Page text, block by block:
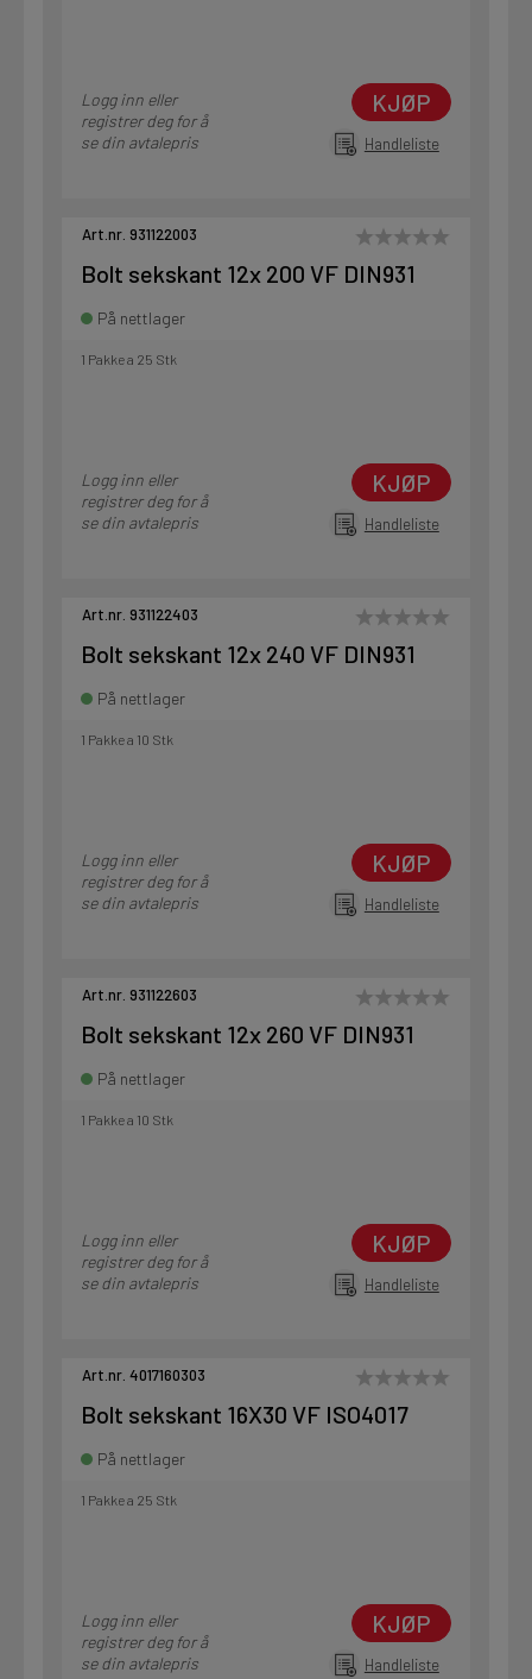
Logg inn eller
registrer deg for å
se din avtalepris
KJØP
Handleliste
Art.nr. 931122003
Bolt sekskant 12x 200 VF DIN931
På nettlager
1 Pakke a 25 Stk
Logg inn eller
registrer deg for å
se din avtalepris
KJØP
Handleliste
Art.nr. 931122403
Bolt sekskant 12x 240 VF DIN931
På nettlager
1 Pakke a 10 Stk
Logg inn eller
registrer deg for å
se din avtalepris
KJØP
Handleliste
Art.nr. 931122603
Bolt sekskant 12x 260 VF DIN931
På nettlager
1 Pakke a 10 Stk
Logg inn eller
registrer deg for å
se din avtalepris
KJØP
Handleliste
Art.nr. 4017160303
Bolt sekskant 16X30 VF ISO4017
På nettlager
1 Pakke a 25 Stk
Logg inn eller
registrer deg for å
se din avtalepris
KJØP
Handleliste